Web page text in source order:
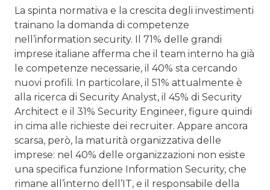
La spinta normativa e la crescita degli investimenti
trainano la domanda di competenze
nell’information security. Il 71% delle grandi
imprese italiane afferma che il team interno ha già
le competenze necessarie, il 40% sta cercando
nuovi profili. In particolare, il 51% attualmente è
alla ricerca di Security Analyst, il 45% di Security
Architect e il 31% Security Engineer, figure quindi
in cima alle richieste dei recruiter. Appare ancora
scarsa, però, la maturità organizzativa delle
imprese: nel 40% delle organizzazioni non esiste
una specifica funzione Information Security, che
rimane all’interno dell’IT, e il responsabile della